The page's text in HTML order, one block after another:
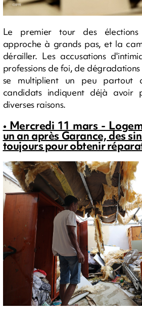
Le premier tour des élections
approche à grands pas, et la
dérailler. Les accusations
professions de foi, de
se multiplient un peu partout
candidats indiquent déjà avoir
diverses raisons.
• Mercredi 11 mars -
un an après Garance, des
toujours pour obtenir